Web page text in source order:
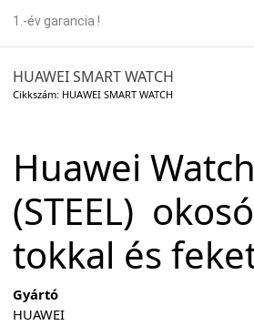
1.-év garancia !
HUAWEI SMART WATCH
Cikkszám: HUAWEI SMART WATCH
Huawei
(STEEL)
tokkal és
Gyártó
HUAWEI